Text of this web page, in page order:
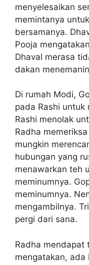
menyelesaikan
memintanya
bersamanya.
Pooja
Dhaval merasa
dakan
Di rumah Modi,
pada Rashi untuk
Rashi menolak
Radha
mungkin
hubungan yang
menawarkan teh
meminumnya.
meminumnya.
mengambilnya.
pergi dari sana.
Radha mendapat
mengatakan, ada